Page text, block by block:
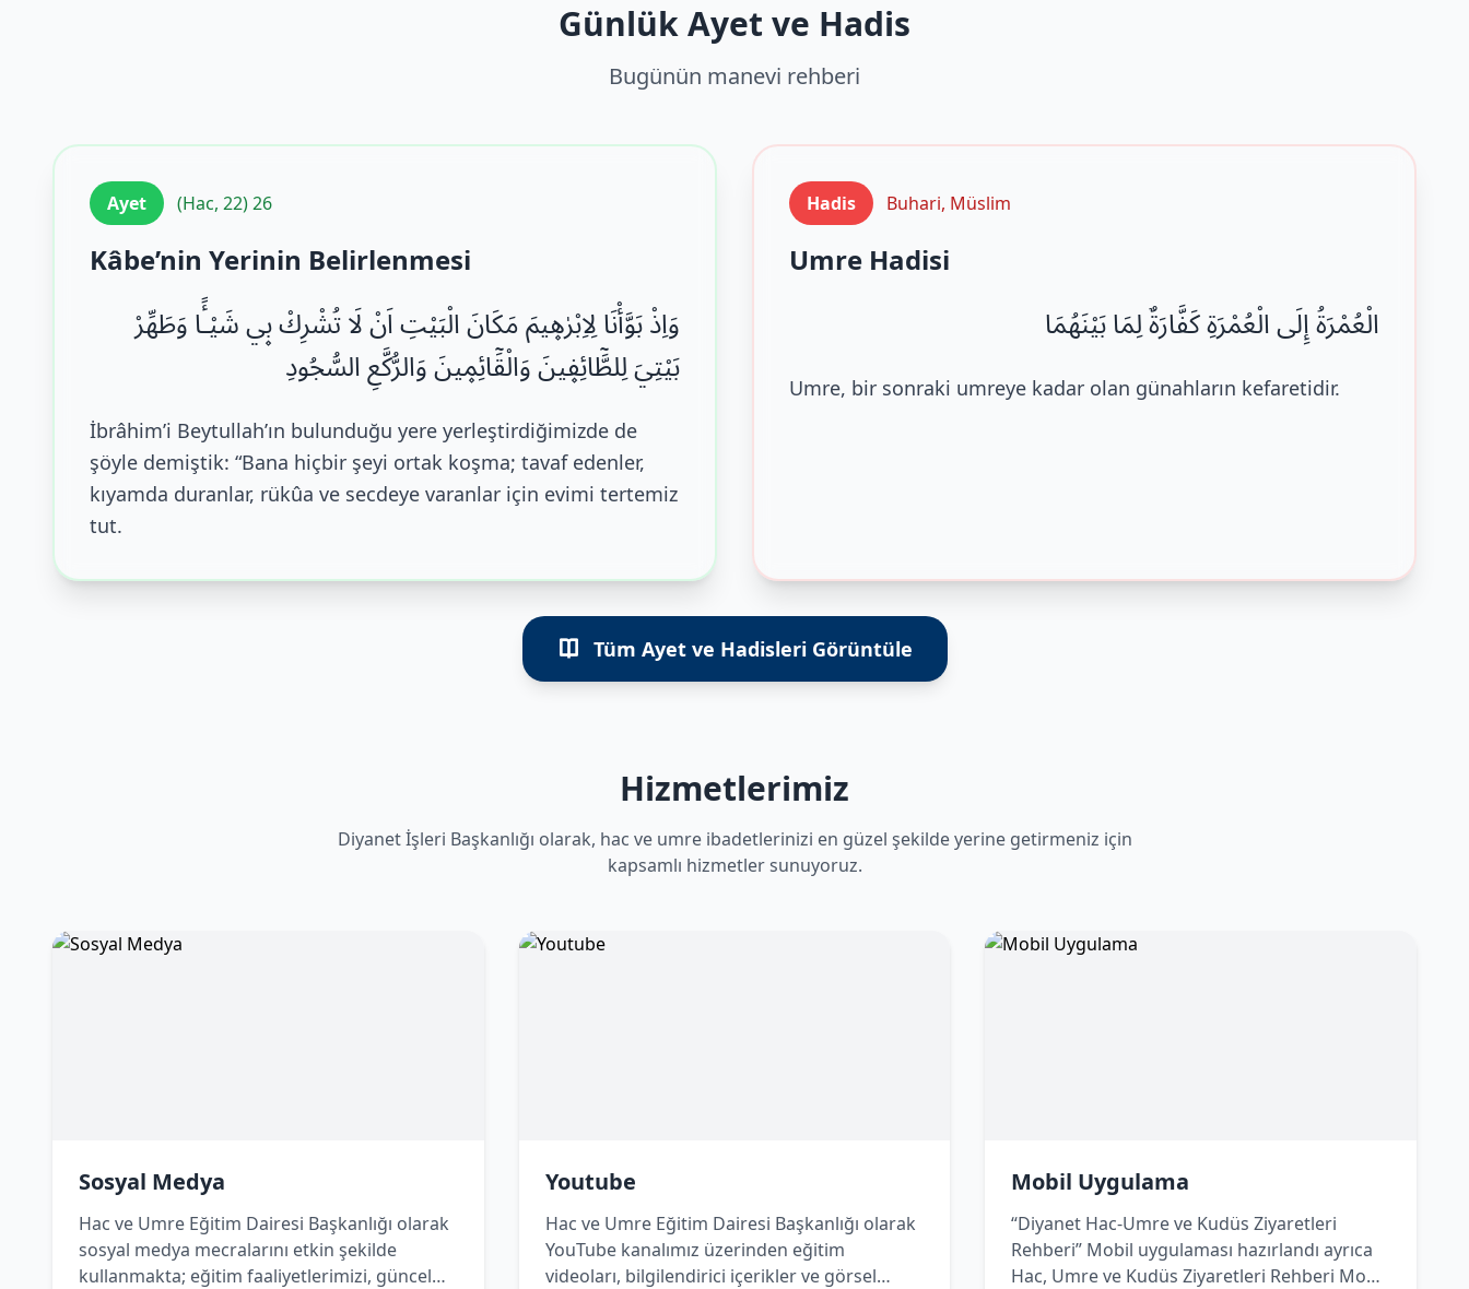
Günlük Ayet ve Hadis
Bugünün manevi rehberi
Ayet (Hac, 22) 26
Kâbe’nin Yerinin Belirlenmesi
وَاِذْ بَوَّأْنَا لِاِبْرٰه۪يمَ مَكَانَ الْبَيْتِ اَنْ لَا تُشْرِكْ ب۪ي شَيْـًٔا وَطَهِّرْ
بَيْتِيَ لِلطَّٓائِف۪ينَ وَالْقَٓائِم۪ينَ وَالرُّكَّعِ السُّجُودِ
İbrâhim’i Beytullah’ın bulunduğu yere yerleştirdiğimizde de
şöyle demiştik: “Bana hiçbir şeyi ortak koşma; tavaf edenler,
kıyamda duranlar, rükûa ve secdeye varanlar için evimi tertemiz
tut.
Hadis Buhari, Müslim
Umre Hadisi
الْعُمْرَةُ إِلَى الْعُمْرَةِ كَفَّارَةٌ لِمَا بَيْنَهُمَا
Umre, bir sonraki umreye kadar olan günahların kefaretidir.
Tüm Ayet ve Hadisleri Görüntüle
Hizmetlerimiz
Diyanet İşleri Başkanlığı olarak, hac ve umre ibadetlerinizi en güzel şekilde yerine getirmeniz için
kapsamlı hizmetler sunuyoruz.
Sosyal Medya
Hac ve Umre Eğitim Dairesi Başkanlığı olarak
sosyal medya mecralarını etkin şekilde
kullanmakta; eğitim faaliyetlerimizi, güncel
Youtube
Hac ve Umre Eğitim Dairesi Başkanlığı olarak
YouTube kanalımız üzerinden eğitim
videoları, bilgilendirici içerikler ve görsel
Mobil Uygulama
“Diyanet Hac-Umre ve Kudüs Ziyaretleri
Rehberi” Mobil uygulaması hazırlandı ayrıca
Hac, Umre ve Kudüs Ziyaretleri Rehberi Mobil